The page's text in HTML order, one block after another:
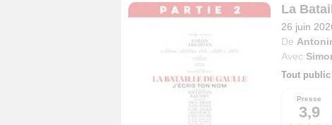
La
26 juin
De
Avec
Tout public
Presse
3,9